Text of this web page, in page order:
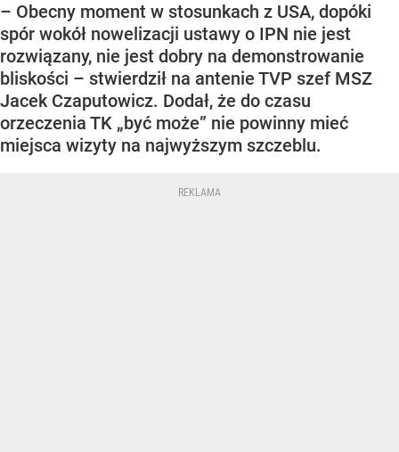
– Obecny moment w stosunkach z USA, dopóki
spór wokół nowelizacji ustawy o IPN nie jest
rozwiązany, nie jest dobry na demonstrowanie
bliskości – stwierdził na antenie TVP szef MSZ
Jacek Czaputowicz. Dodał, że do czasu
orzeczenia TK „być może” nie powinny mieć
miejsca wizyty na najwyższym szczeblu.